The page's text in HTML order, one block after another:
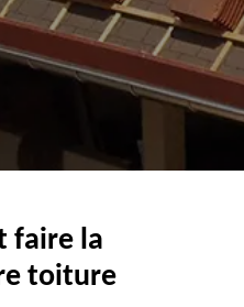
faire la
toiture